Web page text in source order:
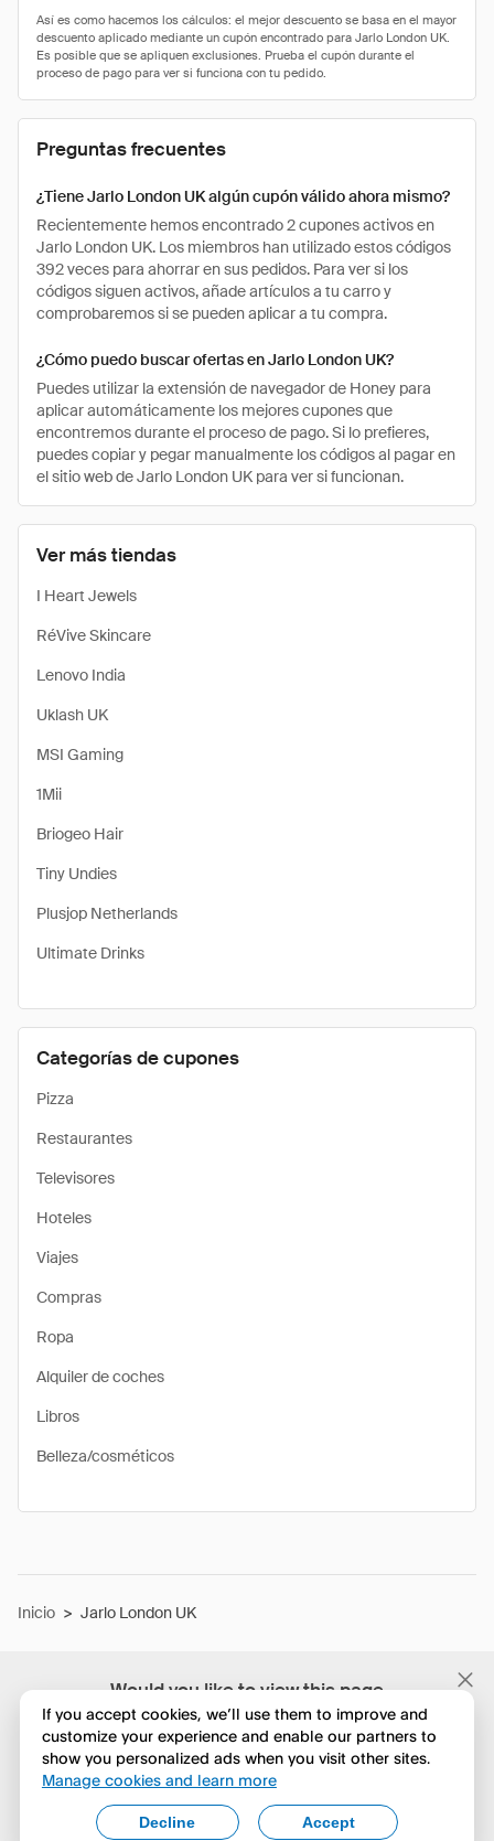
Would you like to view this page
in English?
No, seguir navegando
Yes, change to English
Ver más tiendas
I Heart Jewels
RéVive Skincare
Lenovo India
Uklash UK
MSI Gaming
1Mii
Briogeo Hair
Tiny Undies
Plusjop Netherlands
Ultimate Drinks
Categorías de cupones
Pizza
Restaurantes
Televisores
Hoteles
Viajes
Compras
Ropa
Alquiler de coches
Libros
Belleza/cosméticos
Preguntas frecuentes
¿Tiene Jarlo London UK algún cupón válido ahora mismo?
Recientemente hemos encontrado 2 cupones activos en
Jarlo London UK. Los miembros han utilizado estos códigos
392 veces para ahorrar en sus pedidos. Para ver si los
códigos siguen activos, añade artículos a tu carro y
comprobaremos si se pueden aplicar a tu compra.
¿Cómo puedo buscar ofertas en Jarlo London UK?
Puedes utilizar la extensión de navegador de Honey para
aplicar automáticamente los mejores cupones que
encontremos durante el proceso de pago. Si lo prefieres,
puedes copiar y pegar manualmente los códigos al pagar en
el sitio web de Jarlo London UK para ver si funcionan.
Inicio > Jarlo London UK
If you accept cookies, we’ll use them to improve and
customize your experience and enable our partners to
show you personalized ads when you visit other sites.
Manage cookies and learn more
Accept
Decline